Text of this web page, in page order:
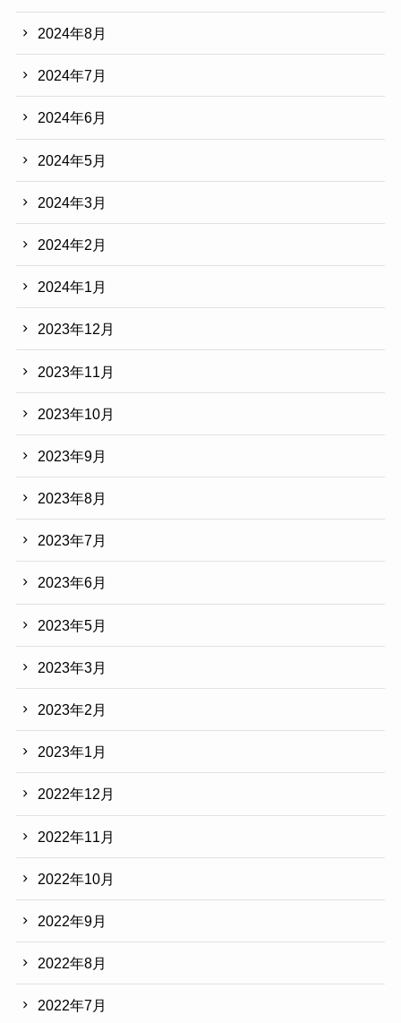
2024年8月
2024年7月
2024年6月
2024年5月
2024年3月
2024年2月
2024年1月
2023年12月
2023年11月
2023年10月
2023年9月
2023年8月
2023年7月
2023年6月
2023年5月
2023年3月
2023年2月
2023年1月
2022年12月
2022年11月
2022年10月
2022年9月
2022年8月
2022年7月